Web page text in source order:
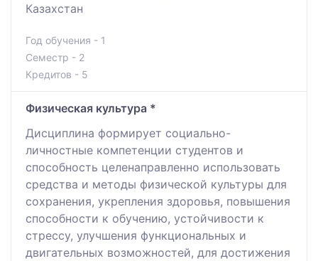
Казахстан
Год обучения - 1
Семестр - 2
Кредитов - 5
Физическая культура *
Дисциплина формирует социально-
личностные компетенции студентов и
способность целенаправленно использовать
средства и методы физической культуры для
сохранения, укрепления здоровья, повышения
способности к обучению, устойчивости к
стрессу, улучшения функциональных и
двигательных возможностей, для достижения